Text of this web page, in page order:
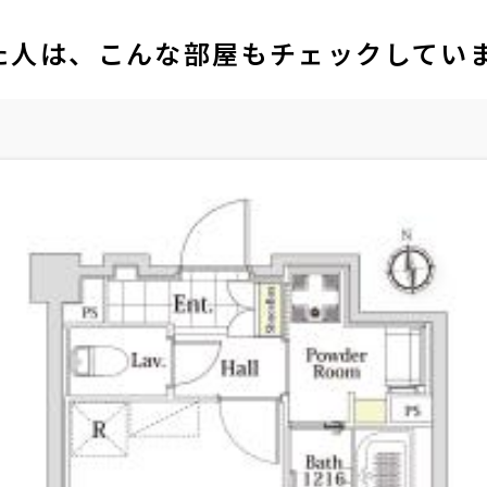
は、こんな部屋もチェックしてい